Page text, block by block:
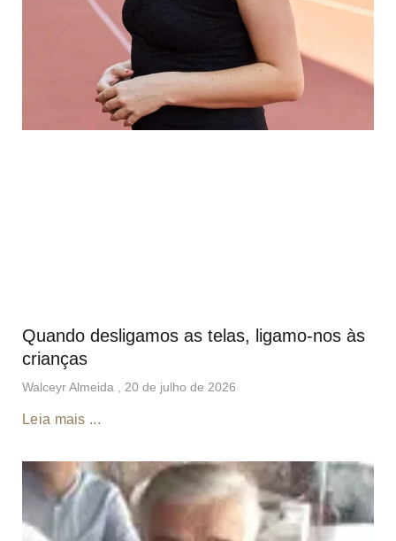
Quando desligamos as telas, ligamo-nos às
crianças
Walceyr Almeida 20 de julho de 2026
Leia mais ...